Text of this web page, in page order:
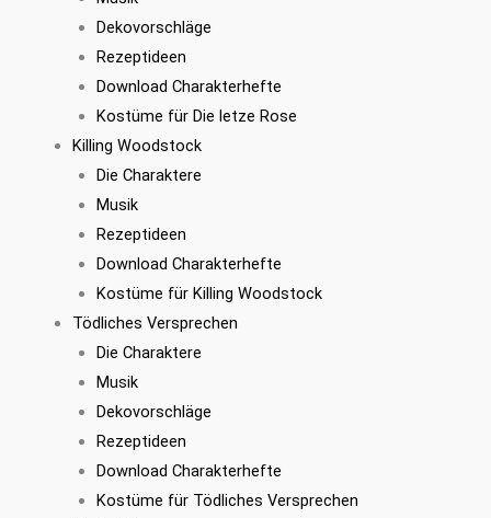
Dekovorschläge
Rezeptideen
Download Charakterhefte
Kostüme für Die letze Rose
Killing Woodstock
Die Charaktere
Musik
Rezeptideen
Download Charakterhefte
Kostüme für Killing Woodstock
Tödliches Versprechen
Die Charaktere
Musik
Dekovorschläge
Rezeptideen
Download Charakterhefte
Kostüme für Tödliches Versprechen